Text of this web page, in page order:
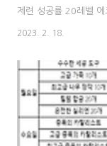
제련 성공률 20레벨
이 없으면 이렇게 페이
챙기고 에코로 성공률
의 괴 제련이 두렵지
깔 때가 되었구만 상
이스! 고황결 4개에
세가 떨어졌는데 빛
2023. 2. 18.